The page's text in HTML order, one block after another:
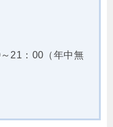
21：00（年中無